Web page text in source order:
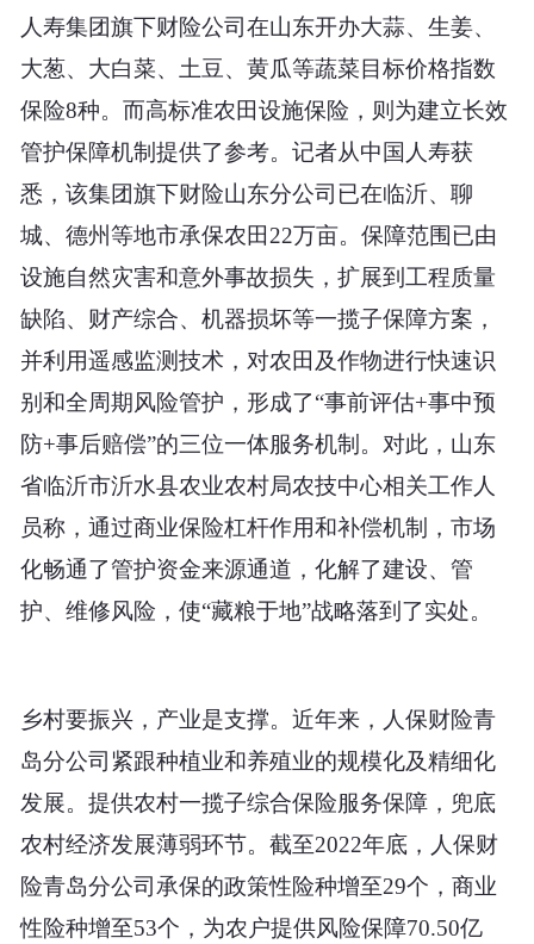
人寿集团旗下财险公司在山东开办大蒜、生姜、
大葱、大白菜、土豆、黄瓜等蔬菜目标价格指数
保险8种。而高标准农田设施保险，则为建立长效
管护保障机制提供了参考。记者从中国人寿获
悉，该集团旗下财险山东分公司已在临沂、聊
城、德州等地市承保农田22万亩。保障范围已由
设施自然灾害和意外事故损失，扩展到工程质量
缺陷、财产综合、机器损坏等一揽子保障方案，
并利用遥感监测技术，对农田及作物进行快速识
别和全周期风险管护，形成了“事前评估+事中预
防+事后赔偿”的三位一体服务机制。对此，山东
省临沂市沂水县农业农村局农技中心相关工作人
员称，通过商业保险杠杆作用和补偿机制，市场
化畅通了管护资金来源通道，化解了建设、管
护、维修风险，使“藏粮于地”战略落到了实处。
乡村要振兴，产业是支撑。近年来，人保财险青
岛分公司紧跟种植业和养殖业的规模化及精细化
发展。提供农村一揽子综合保险服务保障，兜底
农村经济发展薄弱环节。截至2022年底，人保财
险青岛分公司承保的政策性险种增至29个，商业
性险种增至53个，为农户提供风险保障70.50亿